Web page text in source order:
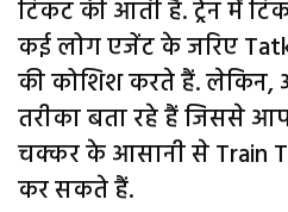
टिकट की आती है. ट्रेन में
कई लोग एजेंट के जरिए
की कोशिश करते हैं. लेकिन,
तरीका बता रहे हैं जिससे
चक्कर के आसानी से Train
कर सकते हैं.